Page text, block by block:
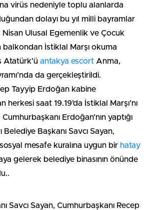
virüs nedeniyle toplu alanlarda
dolayı bu yıl milli bayramlar
Ulusal Egemenlik ve Çocuk
balkondan İstiklal Marşı okuma
Atatürk’ü antakya escort Anma,
da gerçekleştirildi.
Tayyip Erdoğan kabine
herkesi saat 19.19’da İstiklal Marşı’nı
Erdoğan’nın yaptığı
Belediye Başkanı Savcı Sayan,
mesafe kuralına uygun bir hatay
gelerek belediye binasının önünde
Savcı Sayan, Cumhurbaşkanı Recep